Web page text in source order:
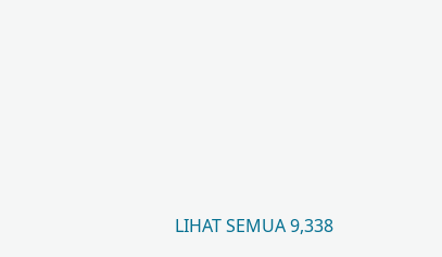
LIHAT SEMUA 9,338